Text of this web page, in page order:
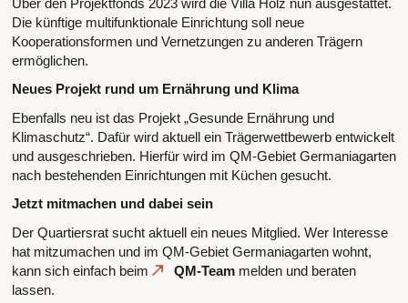
Die künftige multifunktionale Einrichtung soll neue
Kooperationsformen und Vernetzungen zu anderen Trägern
ermöglichen.
Neues Projekt rund um Ernährung und Klima
Ebenfalls neu ist das Projekt „Gesunde Ernährung und
Klimaschutz“. Dafür wird aktuell ein Trägerwettbewerb entwickelt
und ausgeschrieben. Hierfür wird im QM-Gebiet Germaniagarten
nach bestehenden Einrichtungen mit Küchen gesucht.
Jetzt mitmachen und dabei sein
Der Quartiersrat sucht aktuell ein neues Mitglied. Wer Interesse
hat mitzumachen und im QM-Gebiet Germaniagarten wohnt,
kann sich einfach beim
QM-Team melden und beraten
lassen.